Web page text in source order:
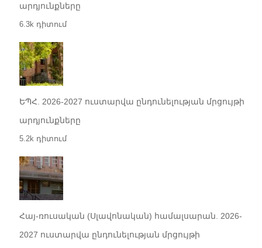
արդյունքները
6.3k դիտում
ԵՊՀ. 2026-2027 ուստարվա ընդունելության մրցույթի
արդյունքները
5.2k դիտում
Հայ-ռուսական (Սլավոնական) համալսարան. 2026-
2027 ուստարվա ընդունելության մրցույթի